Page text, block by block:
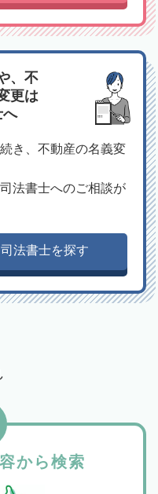
、不
更は
へ
き、不動産の名義変
法書士へのご相談が
法書士を探す
から検索